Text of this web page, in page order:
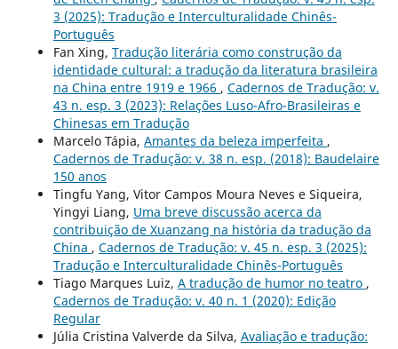
3 (2025): Tradução e Interculturalidade Chinês-
Português
Fan Xing, Tradução literária como construção da
identidade cultural: a tradução da literatura brasileira
na China entre 1919 e 1966 , Cadernos de Tradução: v.
43 n. esp. 3 (2023): Relações Luso-Afro-Brasileiras e
Chinesas em Tradução
Marcelo Tápia, Amantes da beleza imperfeita ,
Cadernos de Tradução: v. 38 n. esp. (2018): Baudelaire
150 anos
Tingfu Yang, Vitor Campos Moura Neves e Siqueira,
Yingyi Liang, Uma breve discussão acerca da
contribuição de Xuanzang na história da tradução da
China , Cadernos de Tradução: v. 45 n. esp. 3 (2025):
Tradução e Interculturalidade Chinês-Português
Tiago Marques Luiz, A tradução de humor no teatro ,
Cadernos de Tradução: v. 40 n. 1 (2020): Edição
Regular
Júlia Cristina Valverde da Silva, Avaliação e tradução: